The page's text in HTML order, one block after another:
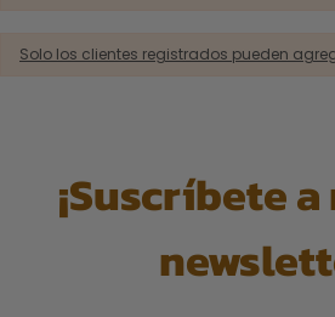
Solo los clientes registrados pueden
¡Suscríbete